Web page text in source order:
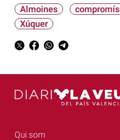
Almoines compromís
Xúquer
Qui som